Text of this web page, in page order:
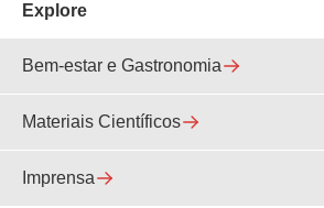
Explore
Bem-estar e Gastronomia
Materiais Científicos
Imprensa